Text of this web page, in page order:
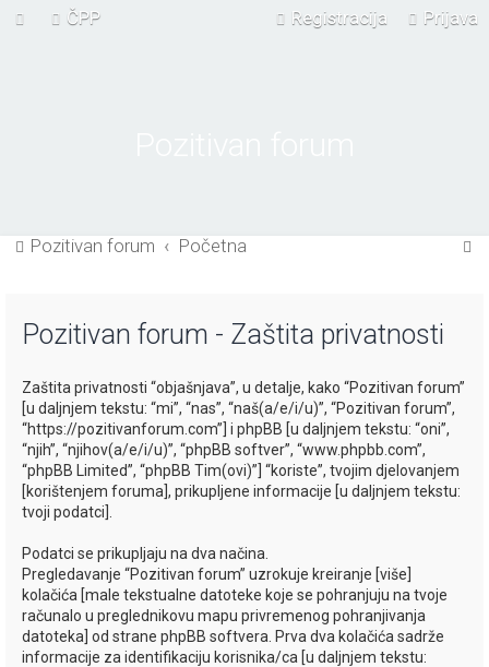
ČPP Prijava
Registracija
Pozitivan forum Početna
Pozitivan forum - Zaštita privatnosti
Zaštita privatnosti “objašnjava”, u detalje, kako “Pozitivan forum”
[u daljnjem tekstu: “mi”, “nas”, “naš(a/e/i/u)”, “Pozitivan forum”,
“https://pozitivanforum.com”] i phpBB [u daljnjem tekstu: “oni”,
“njih”, “njihov(a/e/i/u)”, “phpBB softver”, “www.phpbb.com”,
“phpBB Limited”, “phpBB Tim(ovi)”] “koriste”, tvojim djelovanjem
[korištenjem foruma], prikupljene informacije [u daljnjem tekstu:
tvoji podatci].
Podatci se prikupljaju na dva načina.
Pregledavanje “Pozitivan forum” uzrokuje kreiranje [više]
kolačića [male tekstualne datoteke koje se pohranjuju na tvoje
računalo u preglednikovu mapu privremenog pohranjivanja
datoteka] od strane phpBB softvera. Prva dva kolačića sadrže
informacije za identifikaciju korisnika/ca [u daljnjem tekstu: